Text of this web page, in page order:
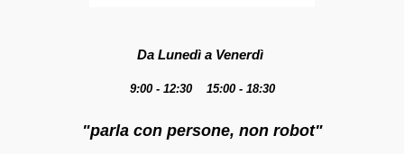
Da Lunedì a Venerdì
9:00 - 12:30 15:00 - 18:30
"parla con persone, non robot"